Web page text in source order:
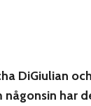
DiGiulian
har